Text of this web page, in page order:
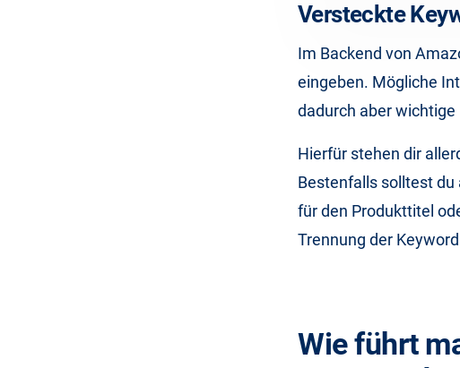
Versteckte
Im Backend von
eingeben. Mögliche
dadurch aber
Hierfür stehen dir
Bestenfalls solltest du
für den Produkttitel
Trennung der
Wie führt